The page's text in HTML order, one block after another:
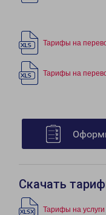
Тарифы на
Тарифы на
Скачать
Тарифы на услуги